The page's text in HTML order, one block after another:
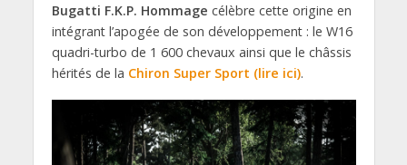
Bugatti F.K.P. Hommage célèbre cette origine en
intégrant l’apogée de son développement : le W16
quadri-turbo de 1 600 chevaux ainsi que le châssis
hérités de la Chiron Super Sport (lire ici).